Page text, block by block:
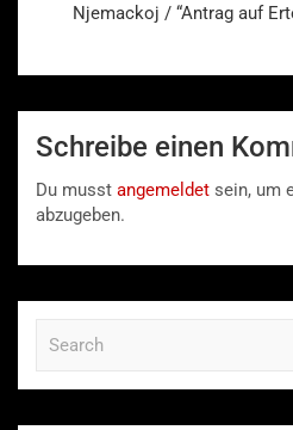
Njemackoj / “Antrag auf
Schreibe einen
Du musst angemeldet sein, um
abzugeben.